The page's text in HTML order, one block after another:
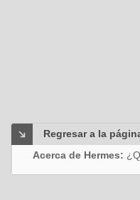
Regresar a la
Acerca de Hermes: